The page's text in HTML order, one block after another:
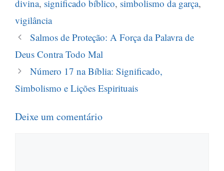
divina, significado bíblico, simbolismo da garça,
vigilância
Salmos de Proteção: A Força da Palavra de
Deus Contra Todo Mal
Número 17 na Bíblia: Significado,
Simbolismo e Lições Espirituais
Deixe um comentário